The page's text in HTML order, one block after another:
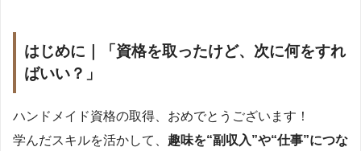
はじめに｜「資格を取ったけど、次に何をすれ
ばいい？」
ハンドメイド資格の取得、おめでとうございます！
学んだスキルを活かして、 趣味を“副収入”や“仕事”につな